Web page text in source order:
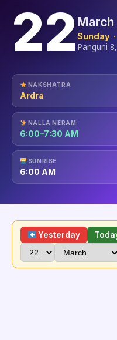
22 Sunday ·
Panguni
NAKSHATRA
Ardra
NALLA NERAM
6:00–7:30 AM
SUNRISE
6:00 AM
Yesterday